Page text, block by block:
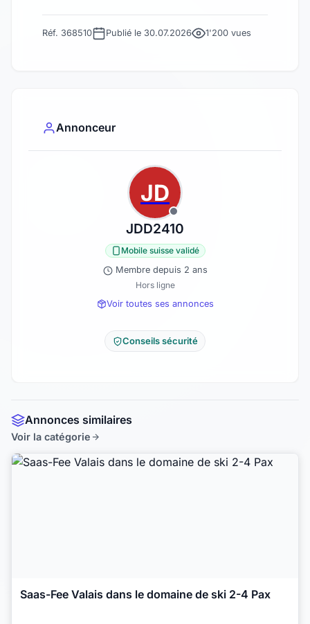
Réf. 368510 Publié le 30.07.2026 1'200 vues
Annonceur
JD
JDD2410
Mobile suisse validé
Membre depuis 2 ans
Hors ligne
Voir toutes ses annonces
Conseils sécurité
Annonces similaires
Voir la catégorie
Saas-Fee Valais dans le domaine de ski 2-4 Pax